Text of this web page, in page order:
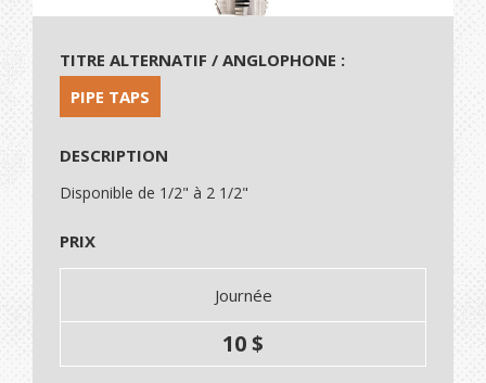
TITRE ALTERNATIF / ANGLOPHONE :
PIPE TAPS
DESCRIPTION
Disponible de 1/2" à 2 1/2"
PRIX
Journée
10 $